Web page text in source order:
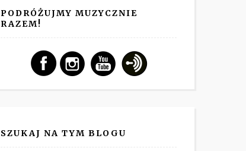
PODRÓŻUJMY MUZYCZNIE
RAZEM!
SZUKAJ NA TYM BLOGU